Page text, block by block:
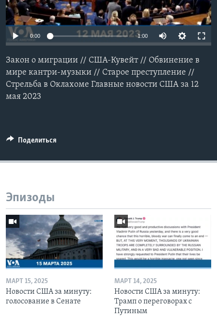
Learning English
СОЦИАЛЬНЫЕ СЕТИ
Языки
0:00 1:00
Закон о миграции // США-Кувейт // Обвинение в
мире кантри-музыки // Старое преступление //
Стрельба в Оклахоме Главные новости США за 12
мая 2023
Поделиться
Эпизоды
МАРТ 15, 2025
Новости США за минуту:
голосование в Сенате
МАРТ 14, 2025
Новости США за минуту:
Трамп о переговорах с
Путиным